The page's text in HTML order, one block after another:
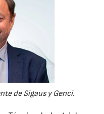
de Sigaus y Genci.